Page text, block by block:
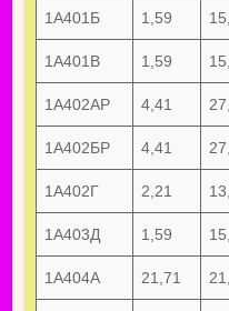
1А401Б 1,59
1А401В 1,59
1А402АР 4,41
1А402БР 4,41
1А402Г 2,21
1А403Д 1,59
1А404А 21,71